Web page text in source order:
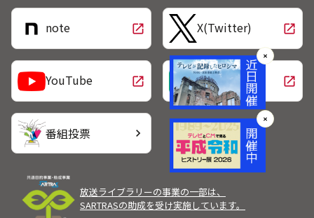
note open_in_new X(Twitter) open_in_new
YouTube open_in_new LINE open_in_new
番組投票 chevron_right
放送ライブラリーの事業の一部は、
SARTRASの助成を受け実施しています。
✕
✕